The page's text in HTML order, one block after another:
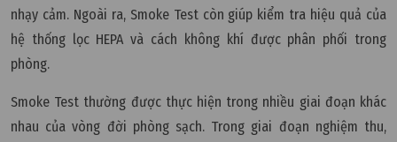
nhạy cảm. Ngoài ra, Smoke Test còn giúp kiểm tra hiệu quả của
hệ thống lọc HEPA và cách không khí được phân phối trong
phòng.
Smoke Test thường được thực hiện trong nhiều giai đoạn khác
nhau của vòng đời phòng sạch. Trong giai đoạn nghiệm thu,